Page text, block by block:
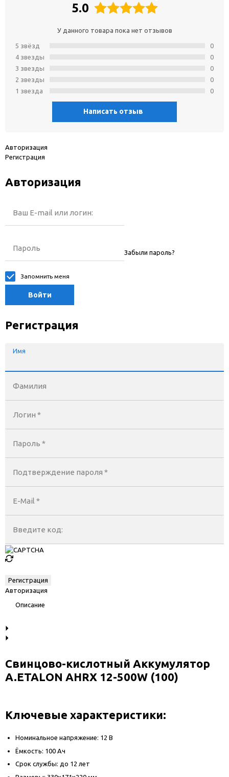
5.0
У данного товара пока нет отзывов
5 звёзд
4 звeзды
3 звeзды
2 звeзды
1 звeзда
0
0
0
0
0
Написать отзыв
Авторизация
Регистрация
Авторизация
Ваш E-mail или логин:
Пароль Забыли пароль?
Запомнить меня
Войти
Регистрация
Имя
Фамилия
Логин *
Пароль *
Подтверждение пароля *
E-Mail *
Введите код:
Авторизация
Описание
Свинцово-кислотный Аккумулятор
A.ETALON AHRX 12-500W (100)
Ключевые характеристики:
Номинальное напряжение: 12 В
Ёмкость: 100 Ач
Срок службы: до 12 лет